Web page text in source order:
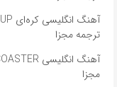
ترجمه مجزا
مجزا